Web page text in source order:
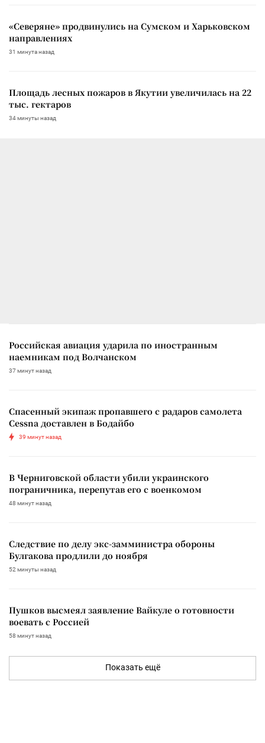
«Северяне» продвинулись на Сумском и Харьковском
направлениях
31 минута назад
Площадь лесных пожаров в Якутии увеличилась на 22
тыс. гектаров
34 минуты назад
Российская авиация ударила по иностранным
наемникам под Волчанском
37 минут назад
Спасенный экипаж пропавшего с радаров самолета
Cessna доставлен в Бодайбо
39 минут назад
В Черниговской области убили украинского
пограничника, перепутав его с военкомом
48 минут назад
Следствие по делу экс-замминистра обороны
Булгакова продлили до ноября
52 минуты назад
Пушков высмеял заявление Вайкуле о готовности
воевать с Россией
58 минут назад
Показать ещё